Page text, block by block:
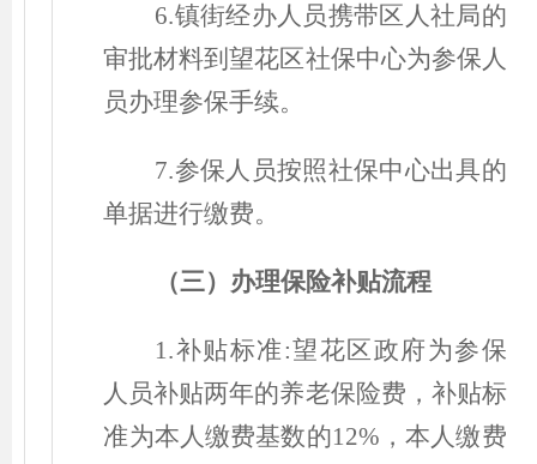
6.镇街经办人员携带区人社局的
审批材料到望花区社保中心为参保人
员办理参保手续。
7.参保人员按照社保中心出具的
单据进行缴费。
（三） 办理保险补贴流程
1.补贴标准:望花区政府为参保
人员补贴两年的养老保险费，补贴标
准为本人缴费基数的12%，本人缴费